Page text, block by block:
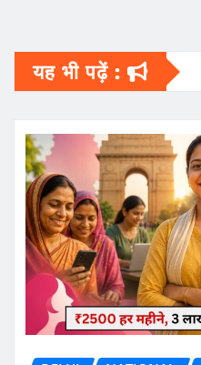
यह भी पढ़ें :